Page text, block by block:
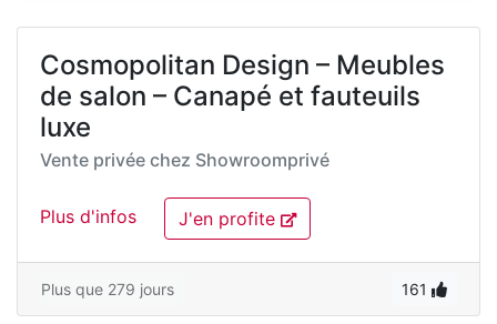
Cosmopolitan Design – Meubles
de salon – Canapé et fauteuils
luxe
Vente privée chez Showroomprivé
Plus d'infos J'en profite
Plus que 279 jours 161